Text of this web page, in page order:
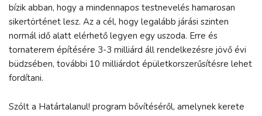
bízik abban, hogy a mindennapos testnevelés hamarosan
sikertörténet lesz. Az a cél, hogy legalább járási szinten
normál idő alatt elérhető legyen egy uszoda. Erre és
tornaterem építésére 3-3 milliárd áll rendelkezésre jövő évi
büdzsében, további 10 milliárdot épületkorszerűsítésre lehet
fordítani.
Szólt a Határtalanul! program bővítéséről, amelynek kerete